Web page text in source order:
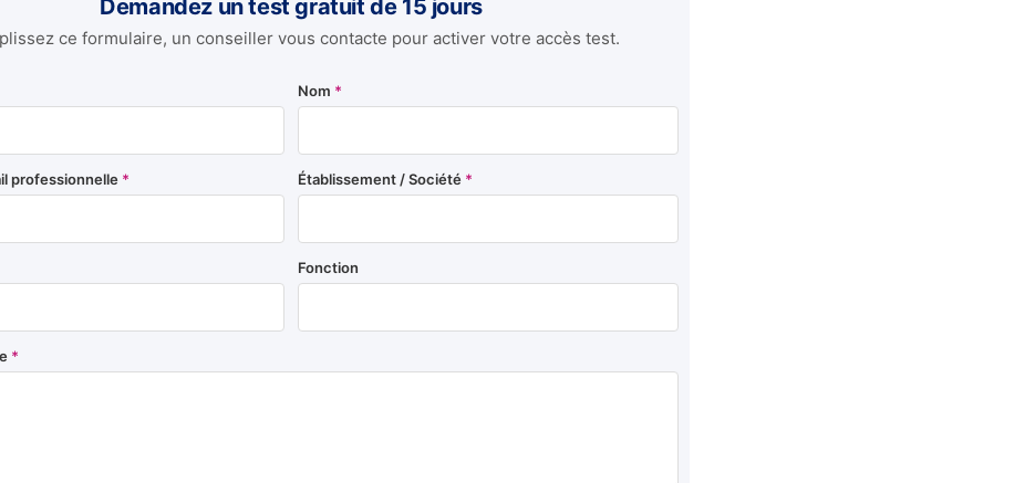
Demandez un test gratuit de 15 jours
ce formulaire, un conseiller vous contacte pour activer votre accès test.
Nom *
professionnelle * Établissement / Société *
Fonction
*